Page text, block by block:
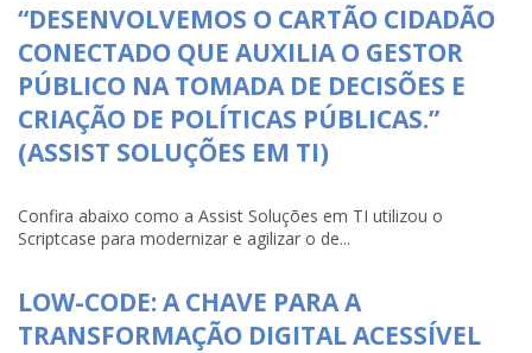
“DESENVOLVEMOS O CARTÃO CIDADÃO
CONECTADO QUE AUXILIA O GESTOR
PÚBLICO NA TOMADA DE DECISÕES E
CRIAÇÃO DE POLÍTICAS PÚBLICAS.”
(ASSIST SOLUÇÕES EM TI)
Confira abaixo como a Assist Soluções em TI utilizou o
Scriptcase para modernizar e agilizar o de...
LOW-CODE: A CHAVE PARA A
TRANSFORMAÇÃO DIGITAL ACESSÍVEL